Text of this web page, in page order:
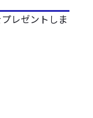
レゼントしま